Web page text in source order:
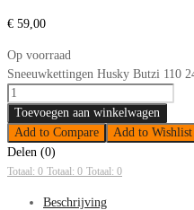
€ 59,00
Op voorraad
Sneeuwkettingen Husky Butzi 110
Toevoegen aan winkelwagen
Add to Compare
Add to Wishlist
Delen (0)
Totaal: 0 Totaal: 0 Totaal: 0
Beschrijving